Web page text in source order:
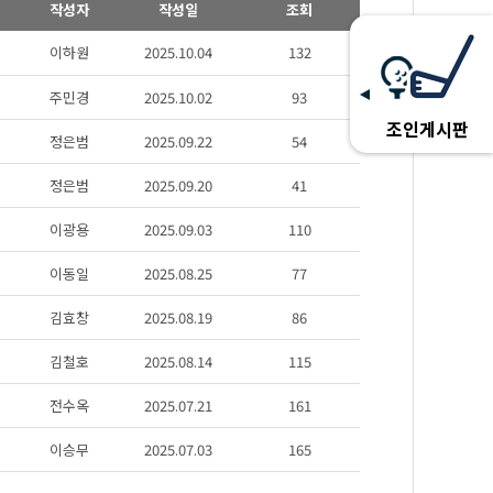
조인게시판
작성자 작성일 조회
이하원 2025.10.04 132
주민경 2025.10.02 93
정은범 2025.09.22 54
정은범 2025.09.20 41
이광용 2025.09.03 110
이동일 2025.08.25 77
김효창 2025.08.19 86
김철호 2025.08.14 115
전수옥 2025.07.21 161
이승무 2025.07.03 165